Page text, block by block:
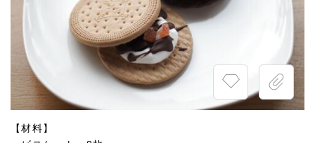
【材料】